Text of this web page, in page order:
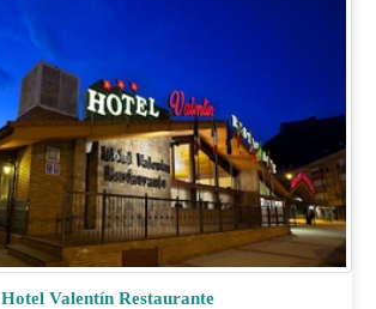
Hotel Valentín Restaurante